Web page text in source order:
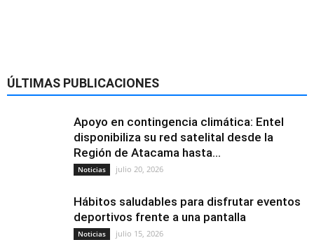
ÚLTIMAS PUBLICACIONES
Apoyo en contingencia climática: Entel
disponibiliza su red satelital desde la
Región de Atacama hasta...
Noticias julio 20, 2026
Hábitos saludables para disfrutar eventos
deportivos frente a una pantalla
Noticias julio 15, 2026